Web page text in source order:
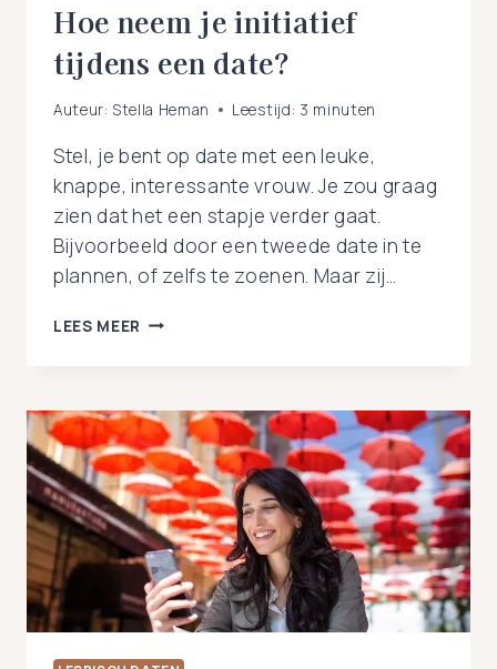
Hoe neem je initiatief
tijdens een date?
Auteur: Stella Heman Leestijd: 3 minuten
Stel, je bent op date met een leuke,
knappe, interessante vrouw. Je zou graag
zien dat het een stapje verder gaat.
Bijvoorbeeld door een tweede date in te
plannen, of zelfs te zoenen. Maar zij…
LEES MEER HOE
TIJDENS
EEN
DATE?